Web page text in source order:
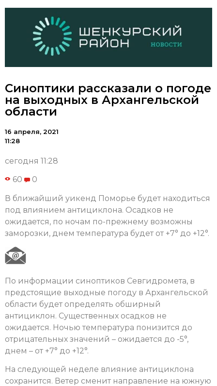
Синоптики рассказали о погоде
на выходных в Архангельской
области
16 апреля, 2021
11:28
сегодня 11:28
60 0
В ближайший уикенд Поморье будет находиться
под влиянием антициклона. Осадков не
ожидается, по ночам по-прежнему возможны
заморозки, днем температура будет от +7° до +12°.
По информации синоптиков Севгидромета, в
предстоящие выходные погоду в Архангельской
области будет определять обширный
антициклон. Существенных осадков не
ожидается. Ночью температура понизится до
отрицательных значений – ожидается до -5°,
днем – от +7° до +12°.
На следующей неделе влияние антициклона
сохранится. Ветер сменит направление на южную